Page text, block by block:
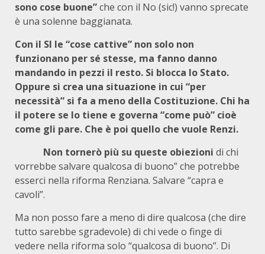
sono cose buone”che con il No (sic!) vanno sprecate
è una solenne baggianata.
Con il SI le “cose cattive” non solo non
funzionano per sé stesse, ma fanno danno
mandando in pezzi il resto. Si blocca lo Stato.
Oppure si crea una situazione in cui “per
necessità” si fa a meno della Costituzione. Chi ha
il potere se lo tiene e governa “come può” cioè
come gli pare. Che è poi quello che vuole Renzi.
Non tornerò più su queste obiezioni di chi
vorrebbe salvare qualcosa di buono” che potrebbe
esserci nella riforma Renziana. Salvare “capra e
cavoli”.
Ma non posso fare a meno di dire qualcosa (che dire
tutto sarebbe sgradevole) di chi vede o finge di
vedere nella riforma solo “qualcosa di buono”. Di